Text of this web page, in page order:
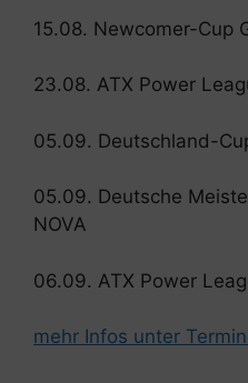
15.08. Newcomer-Cup
23.08. ATX Power
05.09. Deutschland-
05.09. Deutsche
NOVA
06.09. ATX Power
mehr Infos unter